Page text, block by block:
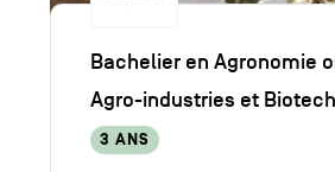
Bachelier en Agronomie
Agro-industries et
3 ANS